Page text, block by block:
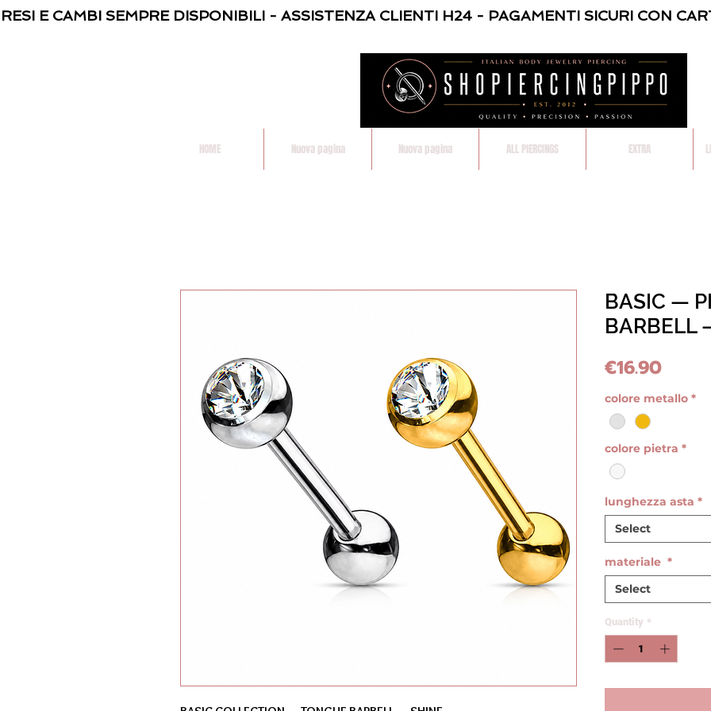
E CAMBI SEMPRE DISPONIBILI - ASSISTENZA CLIENTI H24 - PAGAMENTI SICURI CON
HOME Nuova pagina Nuova pagina ALL PIERCINGS EXTRA
BASIC —
BARBELL
€16.90Price
colore metallo *
colore pietra *
lunghezza asta *
Select
materiale *
Select
Quantity *